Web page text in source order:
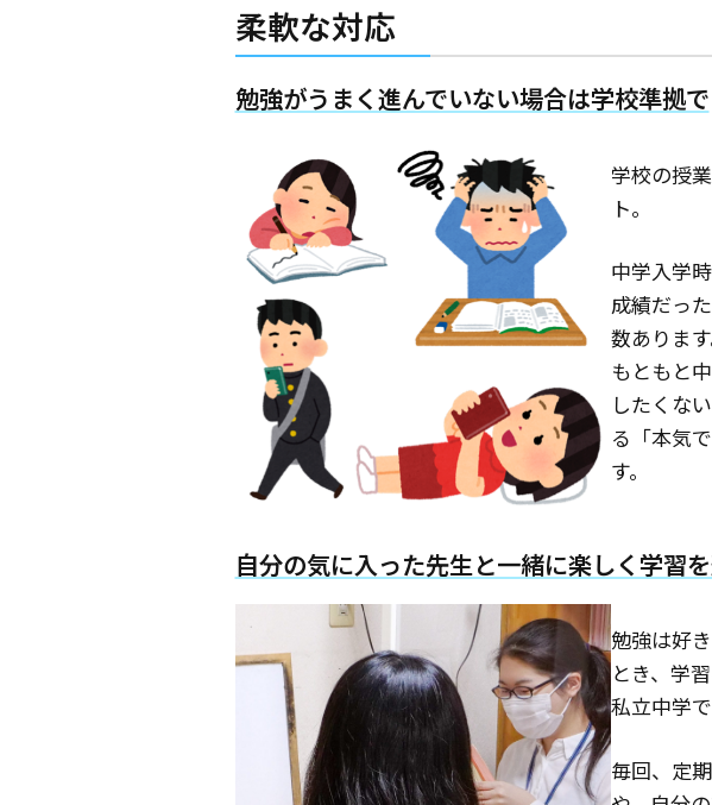
柔軟な対応
勉強がうまく進んでいない場合は学校準拠で
学校の授
ト。
中学入学
成績だっ
数あります
もともと
したくな
る「本気
す。
自分の気に入った先生と一緒に楽しく学習を
勉強は好
とき、学
私立中学
毎回、定